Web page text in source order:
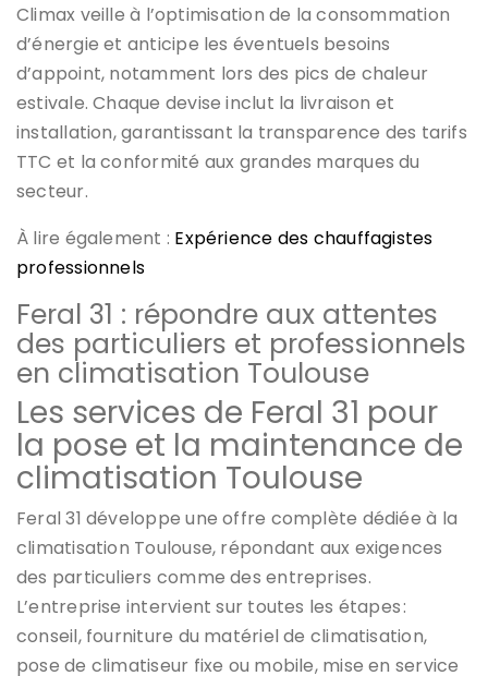
Climax veille à l’optimisation de la consommation
d’énergie et anticipe les éventuels besoins
d’appoint, notamment lors des pics de chaleur
estivale. Chaque devise inclut la livraison et
installation, garantissant la transparence des tarifs
TTC et la conformité aux grandes marques du
secteur.
À lire également : Expérience des chauffagistes
professionnels
Feral 31 : répondre aux attentes
des particuliers et professionnels
en climatisation Toulouse
Les services de Feral 31 pour
la pose et la maintenance de
climatisation Toulouse
Feral 31 développe une offre complète dédiée à la
climatisation Toulouse, répondant aux exigences
des particuliers comme des entreprises.
L’entreprise intervient sur toutes les étapes :
conseil, fourniture du matériel de climatisation,
pose de climatiseur fixe ou mobile, mise en service